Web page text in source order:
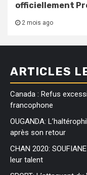
officiellement
2 mois ago
ARTICLES
Canada : Refus
francophone
OUGANDA:
après son retour
CHAN 2020:
leur talent